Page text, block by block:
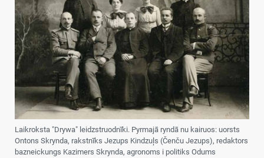
Laikroksta "Drywa" leidzstruodnīki. Pyrmajā ryndā nu kairuos: uorsts
Ontons Skrynda, rakstnīks Jezups Kindzuļs (Čenču Jezups), redaktors
bazneickungs Kazimers Skrynda, agronoms i politiks Odums